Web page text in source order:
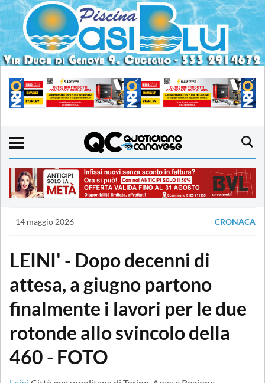
14 maggio 2026 CRONACA
LEINI' - Dopo decenni di
attesa, a giugno partono
finalmente i lavori per le due
rotonde allo svincolo della
460 - FOTO